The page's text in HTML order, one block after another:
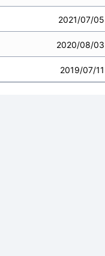
2021/07/05
2020/08/03
2019/07/11